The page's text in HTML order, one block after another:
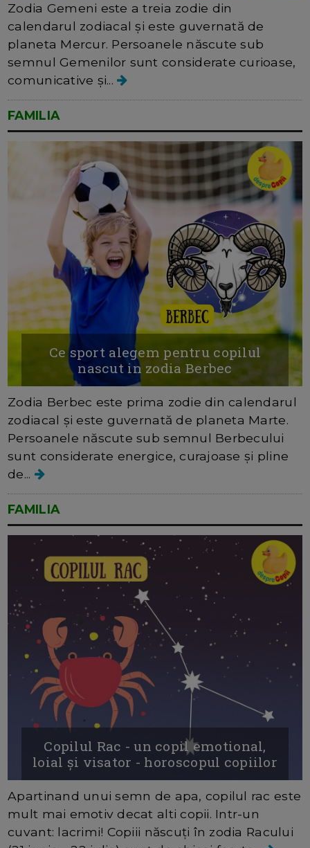
Zodia Gemeni este a treia zodie din
calendarul zodiacal și este guvernată de
planeta Mercur. Persoanele născute sub
semnul Gemenilor sunt considerate curioase,
comunicative și...
FAMILIA
Ce sport alegem pentru copilul
nascut in zodia Berbec
Zodia Berbec este prima zodie din calendarul
zodiacal și este guvernată de planeta Marte.
Persoanele născute sub semnul Berbecului
sunt considerate energice, curajoase și pline
de...
FAMILIA
Copilul Rac - un copil emotional,
loial și visator - horoscopul copiilor
Apartinand unui semn de apa, copilul rac este
mult mai emotiv decat alti copii. Intr-un
cuvant: lacrimi! Copiii născuți în zodia Racului